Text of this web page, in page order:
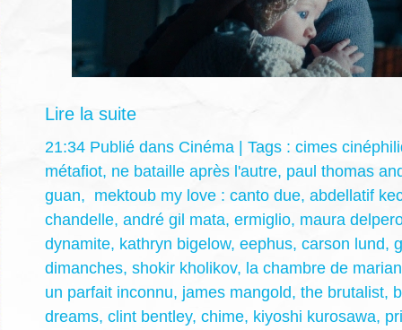
Lire la suite
21:34 Publié dans Cinéma | Tags : cimes
métafiot, ne bataille après l'autre, paul thomas
guan, mektoub my love : canto due, abdellatif
chandelle, andré gil mata, ermiglio, maura
dynamite, kathryn bigelow, eephus, carson lund,
dimanches, shokir kholikov, la chambre de
un parfait inconnu, james mangold, the brutalist,
dreams, clint bentley, chime, kiyoshi kurosawa,